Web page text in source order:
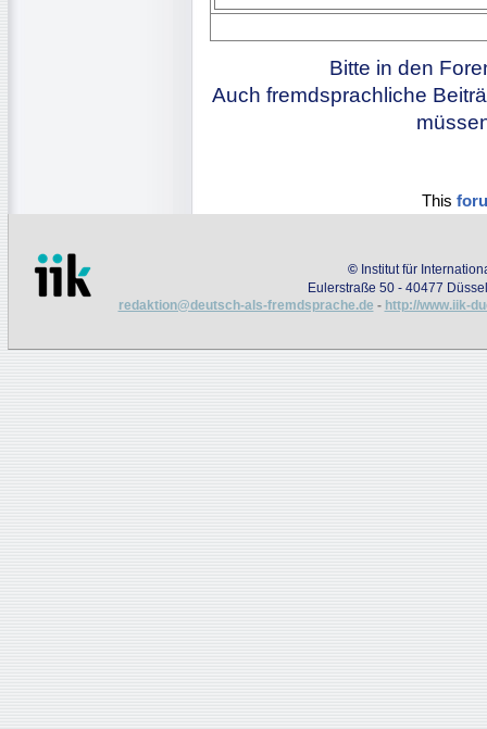
Bitte in den
Auch fremdsprachliche
This
© Institut für
Eulerstraße 50 - 40477
redaktion@deutsch-als-fremdsprache.de - http://www.iik-